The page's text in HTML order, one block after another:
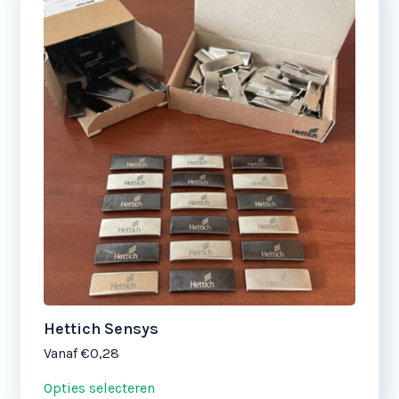
Hettich Sensys
Vanaf €0,28
Opties selecteren
Dit
heeft
meerdere
variaties.
Deze
optie
productpagina